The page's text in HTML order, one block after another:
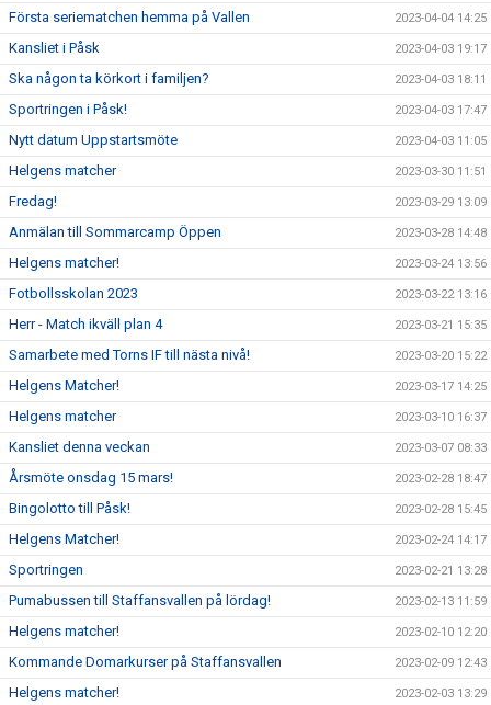
Första seriematchen hemma på Vallen 2023-04-04 14:25
Kansliet i Påsk 2023-04-03 19:17
Ska någon ta körkort i familjen? 2023-04-03 18:11
Sportringen i Påsk! 2023-04-03 17:47
Nytt datum Uppstartsmöte 2023-04-03 11:05
Helgens matcher 2023-03-30 11:51
Fredag! 2023-03-29 13:09
Anmälan till Sommarcamp Öppen 2023-03-28 14:48
Helgens matcher! 2023-03-24 13:56
Fotbollsskolan 2023 2023-03-22 13:16
Herr - Match ikväll plan 4 2023-03-21 15:35
Samarbete med Torns IF till nästa nivå! 2023-03-20 15:22
Helgens Matcher! 2023-03-17 14:25
Helgens matcher 2023-03-10 16:37
Kansliet denna veckan 2023-03-07 08:33
Årsmöte onsdag 15 mars! 2023-02-28 18:47
Bingolotto till Påsk! 2023-02-28 15:45
Helgens Matcher! 2023-02-24 14:17
Sportringen 2023-02-21 13:28
Pumabussen till Staffansvallen på lördag! 2023-02-13 11:59
Helgens matcher! 2023-02-10 12:20
Kommande Domarkurser på Staffansvallen 2023-02-09 12:43
Helgens matcher! 2023-02-03 13:29